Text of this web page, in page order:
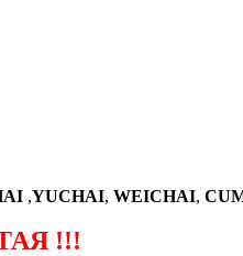
,YUCHAI, WEICHAI,
!!!